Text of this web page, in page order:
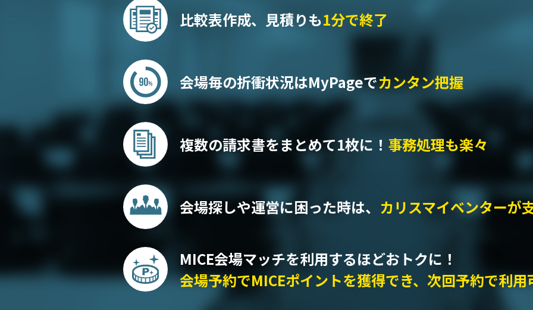
比較表作成、見積りも1分で終了
会場毎の折衝状況はMyPageでカンタン把握
複数の請求書をまとめて1枚に！ 事務処理も楽々
会場探しや運営に困った時は、 カリスマイベンターが
MICE会場マッチを利用するほどおトクに！
会場予約でMICEポイントを獲得でき、次回予約で利用